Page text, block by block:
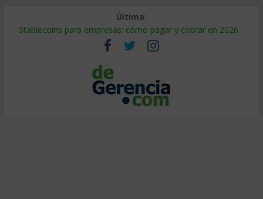
Última:
Stablecoins para empresas: cómo pagar y cobrar en 2026
Despido silencioso: qué es y por qué sale tan caro
IA en selección de personal: cómo auditarla a tiempo
Trabajo forzoso en la cadena de suministro: qué hacer
Mercado hispano de EE. UU.: cómo segmentarlo y venderle